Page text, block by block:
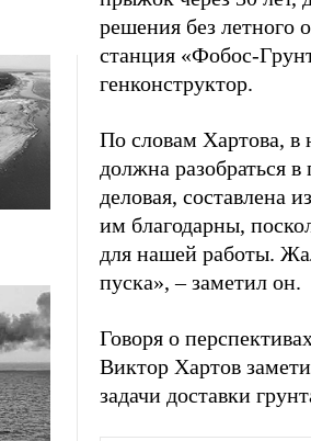
решения без летного
станция «Фобос-
генконструктор.
По словам Хартова, в
должна разобраться
деловая, составлена
им благодарны,
для нашей работы.
пуска», – заметил он.
Говоря о
Виктор Хартов
задачи доставки